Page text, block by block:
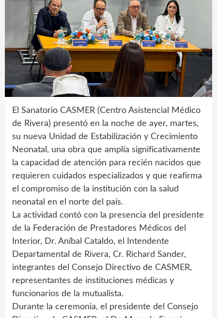
El Sanatorio CASMER (Centro Asistencial Médico
de Rivera) presentó en la noche de ayer, martes,
su nueva Unidad de Estabilización y Crecimiento
Neonatal, una obra que amplía significativamente
la capacidad de atención para recién nacidos que
requieren cuidados especializados y que reafirma
el compromiso de la institución con la salud
neonatal en el norte del país.
La actividad contó con la presencia del presidente
de la Federación de Prestadores Médicos del
Interior, Dr. Aníbal Cataldo, el Intendente
Departamental de Rivera, Cr. Richard Sander,
integrantes del Consejo Directivo de CASMER,
representantes de instituciones médicas y
funcionarios de la mutualista.
Durante la ceremonia, el presidente del Consejo